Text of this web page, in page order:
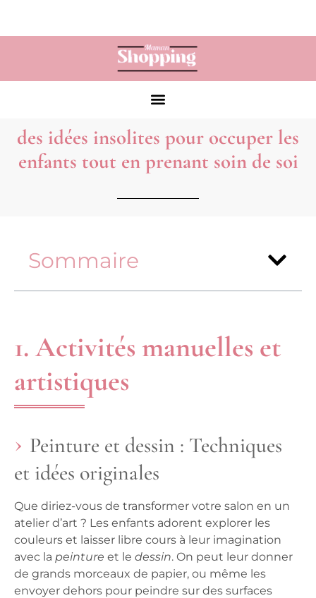
des idées insolites pour occuper les
enfants tout en prenant soin de soi
Sommaire
1. Activités manuelles et
artistiques
Peinture et dessin : Techniques
et idées originales
Que diriez-vous de transformer votre salon en un
atelier d’art ? Les enfants adorent explorer les
couleurs et laisser libre cours à leur imagination
avec la peinture et le dessin. On peut leur donner
de grands morceaux de papier, ou même les
envoyer dehors pour peindre sur des surfaces